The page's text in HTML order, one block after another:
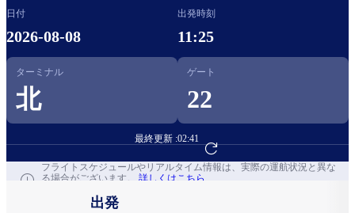
日付
2026-08-08
出発時刻
11:25
ターミナル
北
ゲート
22
最終更新 :02:41
フライト予約へ
フライトスケジュールやリアルタイム情報は、実際の運航状況と異な
る場合がございます。 詳しくはこちら
出発